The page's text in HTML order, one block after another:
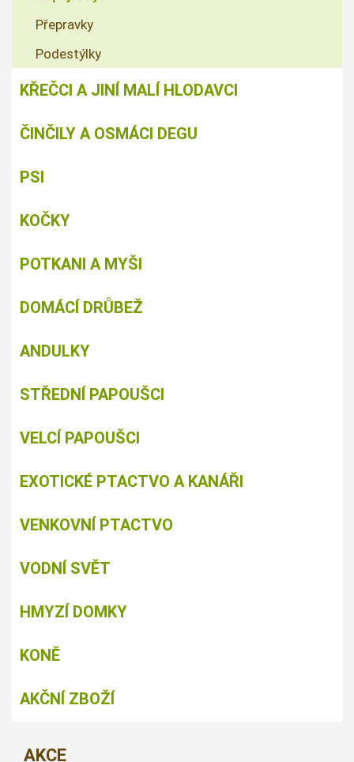
Přepravky
Podestýlky
KŘEČCI A JINÍ MALÍ HLODAVCI
ČINČILY A OSMÁCI DEGU
PSI
KOČKY
POTKANI A MYŠI
DOMÁCÍ DRŮBEŽ
ANDULKY
STŘEDNÍ PAPOUŠCI
VELCÍ PAPOUŠCI
EXOTICKÉ PTACTVO A KANÁŘI
VENKOVNÍ PTACTVO
VODNÍ SVĚT
HMYZÍ DOMKY
KONĚ
AKČNÍ ZBOŽÍ
AKCE